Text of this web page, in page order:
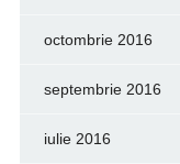
octombrie 2016
septembrie 2016
iulie 2016